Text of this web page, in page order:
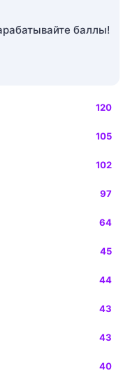
баллы!
120
105
102
97
64
45
44
43
43
40